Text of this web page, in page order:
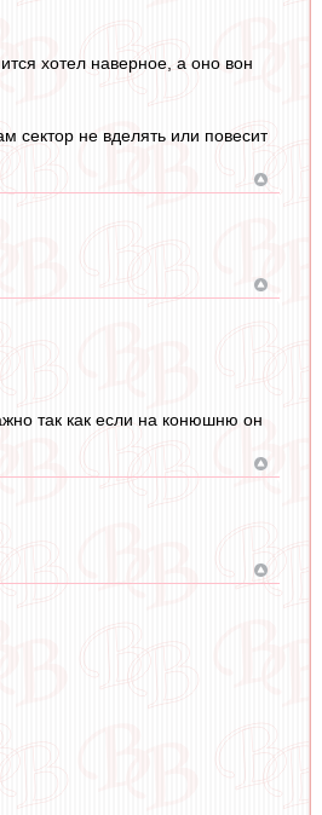
хотел наверное, а оно вон
сектор не вделять или повесит
так как если на конюшню он